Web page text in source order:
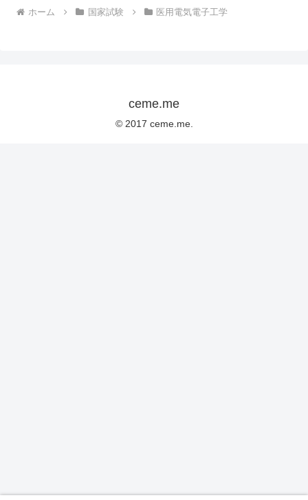
ホーム 国家試験 医用電気電子工学
ceme.me
© 2017 ceme.me.